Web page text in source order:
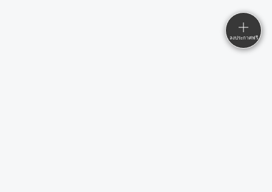
ลงประกาศฟรี